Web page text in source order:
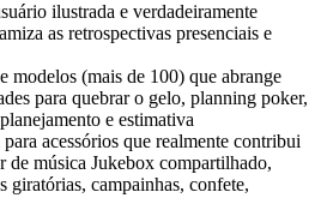
ilustrada e verdadeiramente
as retrospectivas presenciais e
modelos (mais de 100) que abrange
para quebrar o gelo, planning poker,
e estimativa
para acessórios que realmente contribui
de música Jukebox compartilhado,
giratórias, campainhas, confete,